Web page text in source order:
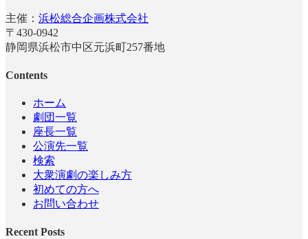
主催： 浜松総合企画株式会社
〒430-0942
静岡県浜松市中区元浜町257番地
Contents
ホーム
劇団一覧
座長一覧
公演先一覧
検索
大衆演劇の楽しみ方
初めての方へ
お問い合わせ
Recent Posts